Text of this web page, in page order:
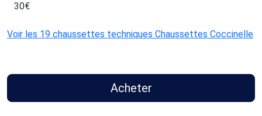
30€
Voir les 19 chaussettes techniques Chaussettes Coccinelle
Acheter